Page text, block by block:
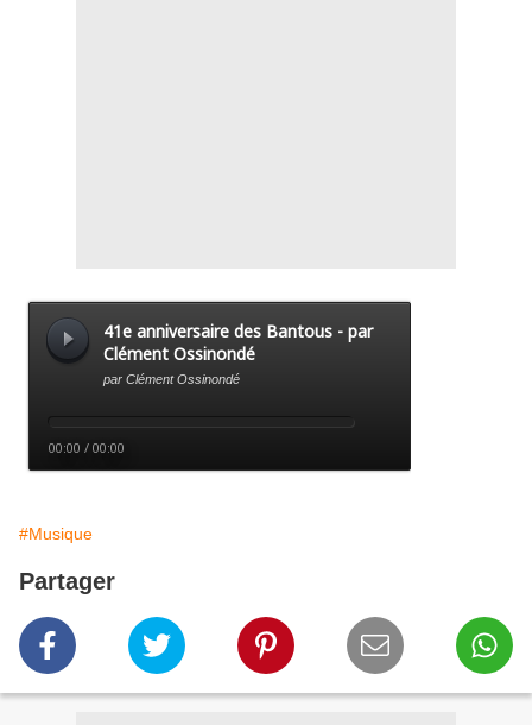
#Musique
Partager